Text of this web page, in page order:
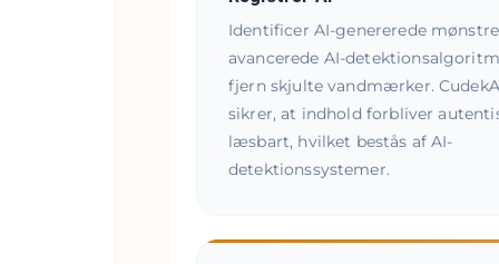
Identificer AI-genererede
avancerede AI-
fjern skjulte vandmærker.
sikrer, at indhold forbliver
læsbart, hvilket bestås af AI-
detektionssystemer.